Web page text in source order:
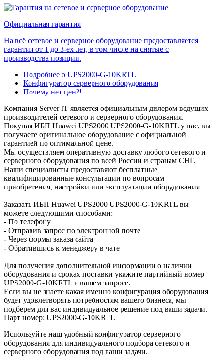
Официальная гарантия
На всё сетевое и серверное оборудование предоставляется
гарантия от 1 до 3-ёх лет, в том числе на снятые с
производства позиции.
Подробнее о UPS2000-G-10KRTL
Конфигуратор серверного оборудования
Почему нет цен?!
Компания Server IT является официальным дилером ведущих
производителей сетевого и серверного оборудования.
Покупая ИБП Huawei UPS2000 UPS2000-G-10KRTL у нас, вы
получаете оригинальное оборудование с официальной
гарантией по оптимальной цене.
Мы осуществляем оперативную доставку любого сетевого и
серверного оборудования по всей России и странам СНГ.
Наши специалисты предоставяют бесплатные
квалифицированные консультации по вопросам
приобретения, настройки или эксплуатации оборудования.
Заказать ИБП Huawei UPS2000 UPS2000-G-10KRTL вы
можете следующими способами:
- По телефону
- Отправив запрос по электронной почте
- Через формы заказа сайта
- Обратившись к менеджеру в чате
Для получения дополнительной информации о наличии
оборудования и сроках поставки укажите партийный номер
UPS2000-G-10KRTL в вашем запросе.
Если вы не знаете какая именно конфигурация оборудования
будет удовлетворять потребностям вашего бизнеса, мы
подберем для вас индивидуальное решение под ваши задачи.
Парт номер: UPS2000-G-10KRTL
Используйте наш удобный конфигуратор серверного
оборудования для индивидуального подбора сетевого и
серверного оборудования под ваши задачи.